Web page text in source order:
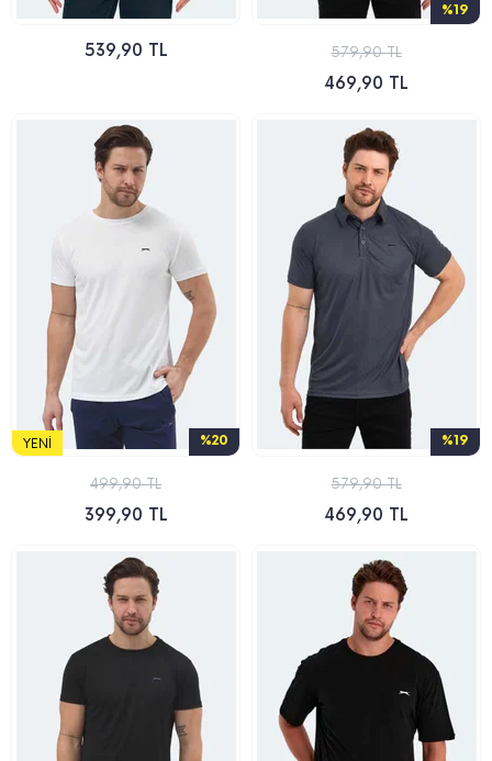
539,90 TL
%19
579,90 TL
469,90 TL
%20
YENI
499,90 TL
399,90 TL
%19
579,90 TL
469,90 TL